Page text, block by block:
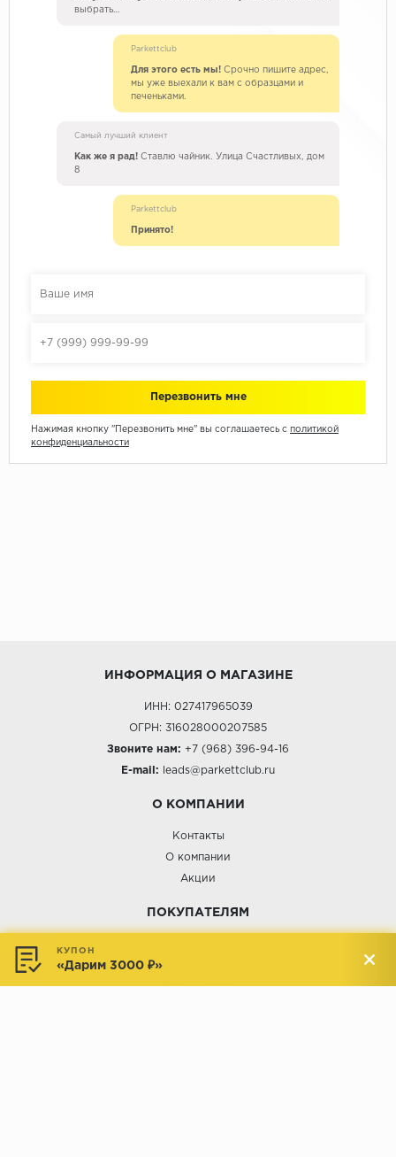
выбрать…
Parkettclub
Для этого есть мы! Срочно пишите адрес,
мы уже выехали к вам с образцами и
печеньками.
Самый лучший клиент
Как же я рад! Ставлю чайник. Улица Счастливых, дом
8
Parkettclub
Принято!
Нажимая кнопку "Перезвонить мне" вы соглашаетесь с политикой
конфиденциальности
ИНФОРМАЦИЯ О МАГАЗИНЕ
ИНН: 027417965039
ОГРН: 316028000207585
Звоните нам: +7 (968) 396-94-16
E-mail: leads@parkettclub.ru
О КОМПАНИИ
Контакты
О компании
Акции
ПОКУПАТЕЛЯМ
Доставка и оплата
Обмен и возврат
КУПОН
«Дарим 3000 ₽»